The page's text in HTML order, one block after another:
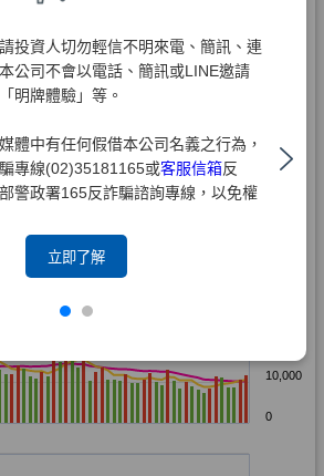
投資人切勿輕信不明來電、簡訊、連
公司不會以電話、簡訊或LINE邀請
明牌體驗」等。
體中有任何假借本公司名義之行為，
專線(02)35181165或客服信箱反
警政署165反詐騙諮詢專線，以免權
立即了解